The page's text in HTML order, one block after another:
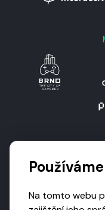
Na tomto webu